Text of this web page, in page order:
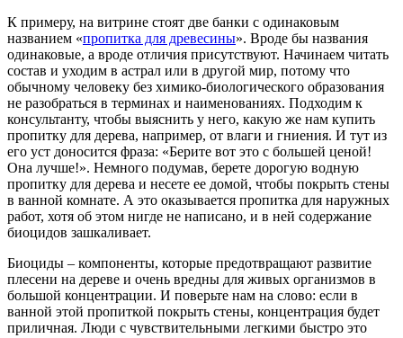
К примеру, на витрине стоят две банки с одинаковым
названием «пропитка для древесины». Вроде бы названия
одинаковые, а вроде отличия присутствуют. Начинаем читать
состав и уходим в астрал или в другой мир, потому что
обычному человеку без химико-биологического образования
не разобраться в терминах и наименованиях. Подходим к
консультанту, чтобы выяснить у него, какую же нам купить
пропитку для дерева, например, от влаги и гниения. И тут из
его уст доносится фраза: «Берите вот это с большей ценой!
Она лучше!». Немного подумав, берете дорогую водную
пропитку для дерева и несете ее домой, чтобы покрыть стены
в ванной комнате. А это оказывается пропитка для наружных
работ, хотя об этом нигде не написано, и в ней содержание
биоцидов зашкаливает.
Биоциды – компоненты, которые предотвращают развитие
плесени на дереве и очень вредны для живых организмов в
большой концентрации. И поверьте нам на слово: если в
ванной этой пропиткой покрыть стены, концентрация будет
приличная. Люди с чувствительными легкими быстро это